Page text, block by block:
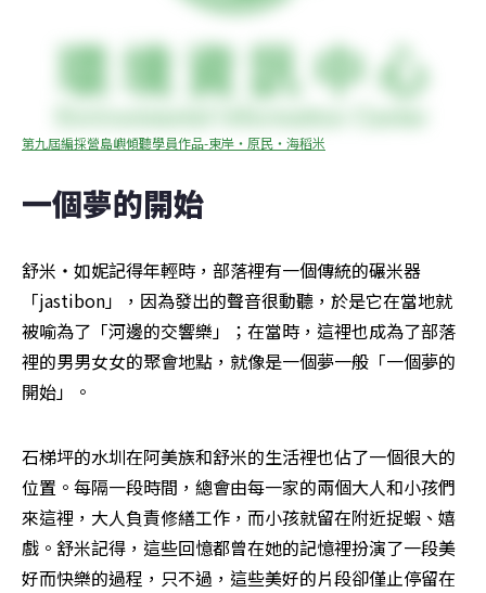
第九屆編採營島嶼傾聽學員作品-東岸‧原民‧海稻米
一個夢的開始
舒米‧如妮記得年輕時，部落裡有一個傳統的碾米器
「jastibon」，因為發出的聲音很動聽，於是它在當地就
被喻為了「河邊的交響樂」；在當時，這裡也成為了部落
裡的男男女女的聚會地點，就像是一個夢一般「一個夢的
開始」。
石梯坪的水圳在阿美族和舒米的生活裡也佔了一個很大的
位置。每隔一段時間，總會由每一家的兩個大人和小孩們
來這裡，大人負責修繕工作，而小孩就留在附近捉蝦、嬉
戲。舒米記得，這些回憶都曾在她的記憶裡扮演了一段美
好而快樂的過程，只不過，這些美好的片段卻僅止停留在